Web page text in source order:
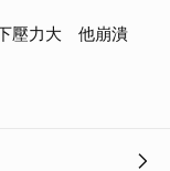
壓力大 他崩潰